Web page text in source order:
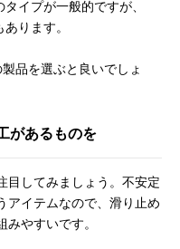
イプが一般的ですが、
ります。
製品を選ぶと良いでしょ
があるものを
目してみましょう。不安定
アイテムなので、滑り止め
やすいです。